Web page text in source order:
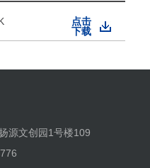
点击
下载
源文创园1号楼109